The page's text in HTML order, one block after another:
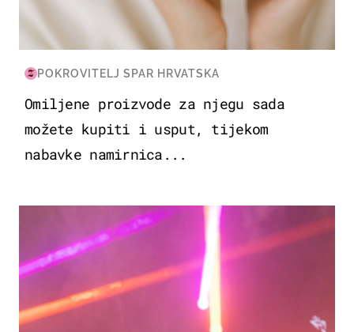
POKROVITELJ SPAR HRVATSKA
Omiljene proizvode za njegu sada
možete kupiti i usput, tijekom
nabavke namirnica...
KULTURA & ZABAVA